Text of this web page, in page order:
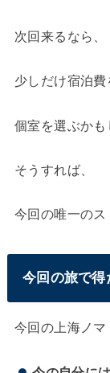
次回来るなら、
少しだけ宿泊費
個室を選ぶかも
そうすれば、
今回の唯一のス
今回の旅で得
今回の上海ノマ